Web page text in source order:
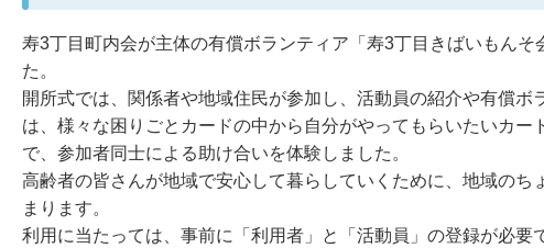
寿3丁目町内会が主体の有償ボランティア「寿3丁目きばいもん
た。
開所式では、関係者や地域住民が参加し、活動員の紹介や有償
は、様々な困りごとカードの中から自分がやってもらいたいカ
で、参加者同士による助け合いを体験しました。
高齢者の皆さんが地域で安心して暮らしていくために、地域の
まります。
利用に当たっては、事前に「利用者」と「活動員」の登録が必